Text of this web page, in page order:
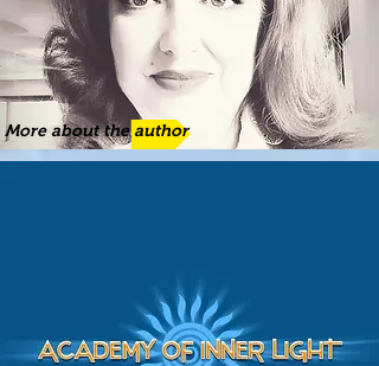
More about the author